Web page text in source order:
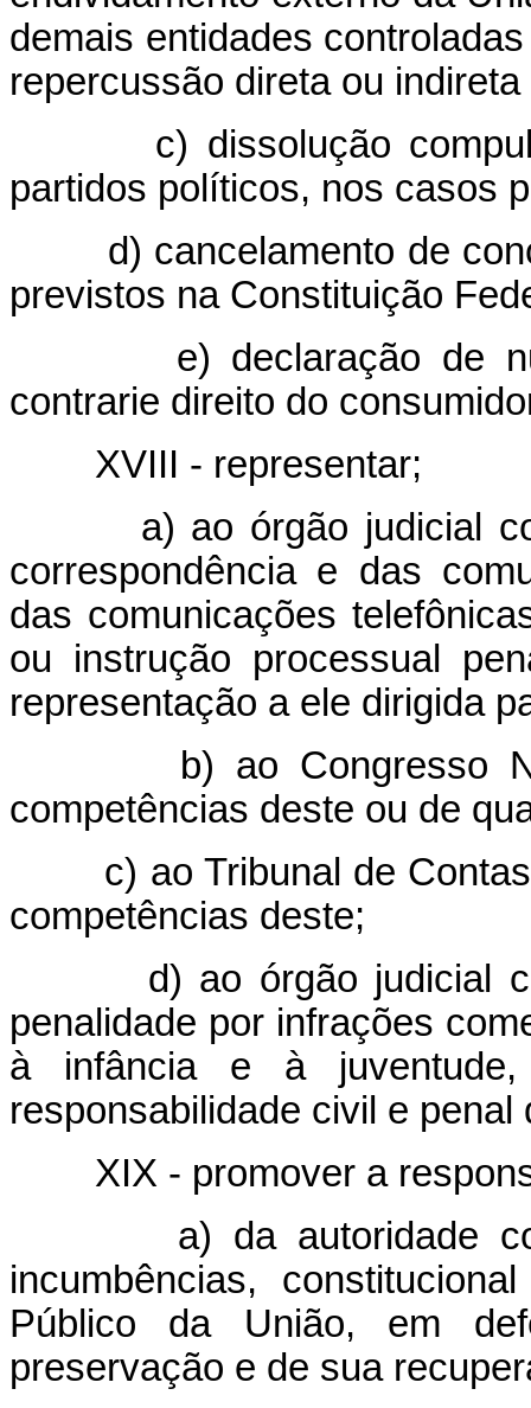
demais entidades
repercussão direta ou
c) dissolução
partidos políticos, nos casos
d) cancelamento de
previstos na Constituição
e) declaração de
contrarie direito do
XVIII - representar;
a) ao órgão judicial
correspondência e das
das comunicações
ou instrução processual
representação a ele dirigida
b) ao Congresso
competências deste ou de
c) ao Tribunal de
competências deste;
d) ao órgão judicial
penalidade por infrações
à infância e à
responsabilidade civil e
XIX - promover a
a) da autoridade
incumbências,
Público da União, em
preservação e de sua